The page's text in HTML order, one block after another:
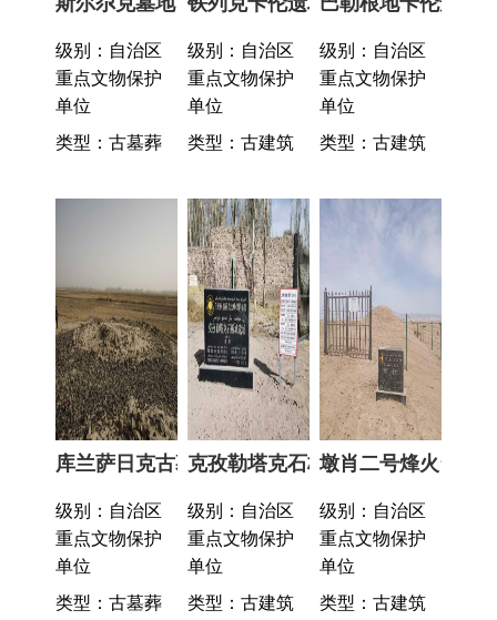
库兰萨日克古墓群
重点文物保护
克孜勒塔克石板城遗址
重点文物保护
类型：古建筑
墩肖二号烽火台
重点文物保护
类型：古建筑
墩肖一号烽火台
级别：自治区
重点文物保护
单位
库木萨克二号烽火台
级别：自治区
重点文物保护
摩尔提木烽火台
级别：自治区
重点文物保护